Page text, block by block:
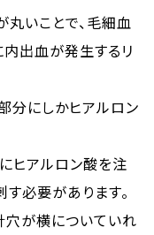
丸いことで、毛細血
内出血が発生するリ
分にしかヒアルロン
ヒアルロン酸を注
必要があります。
穴が横についていれ